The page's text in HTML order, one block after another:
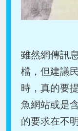
雖然網傳訊
檔，但建議
時，真的要
魚網站或是
的要求在不